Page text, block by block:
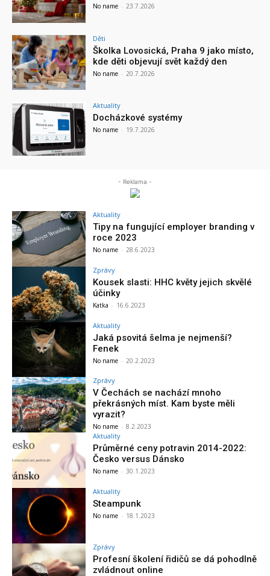
No name - 23.7.2026
Děti
Školka Lovosická, Praha 9 jako místo,
kde děti objevují svět každý den
No name - 20.7.2026
Aktuality
Docházkové systémy
No name - 19.7.2026
- Reklama -
Aktuality
Tipy na fungující employer branding v
roce 2023
No name - 28.6.2023
Zprávy
Kousek slasti: HHC květy jejich skvělé
účinky
Katka - 16.6.2023
Aktuality
Jaká psovitá šelma je nejmenší?
Fenek
No name - 20.2.2023
Zprávy
V Čechách se nachází mnoho
překrásných míst. Kam byste měli
vyrazit?
No name - 8.2.2023
Aktuality
Průměrné ceny potravin 2014-2022:
Česko versus Dánsko
No name - 30.1.2023
Aktuality
Steampunk
No name - 18.1.2023
Zprávy
Profesní školení řidičů se dá pohodlně
zvládnout online